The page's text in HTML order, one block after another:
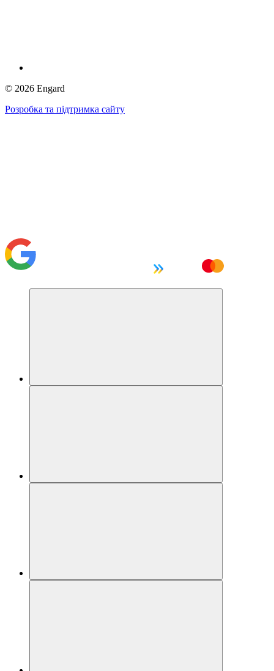
© 2026 Engard
Розробка та підтримка сайту